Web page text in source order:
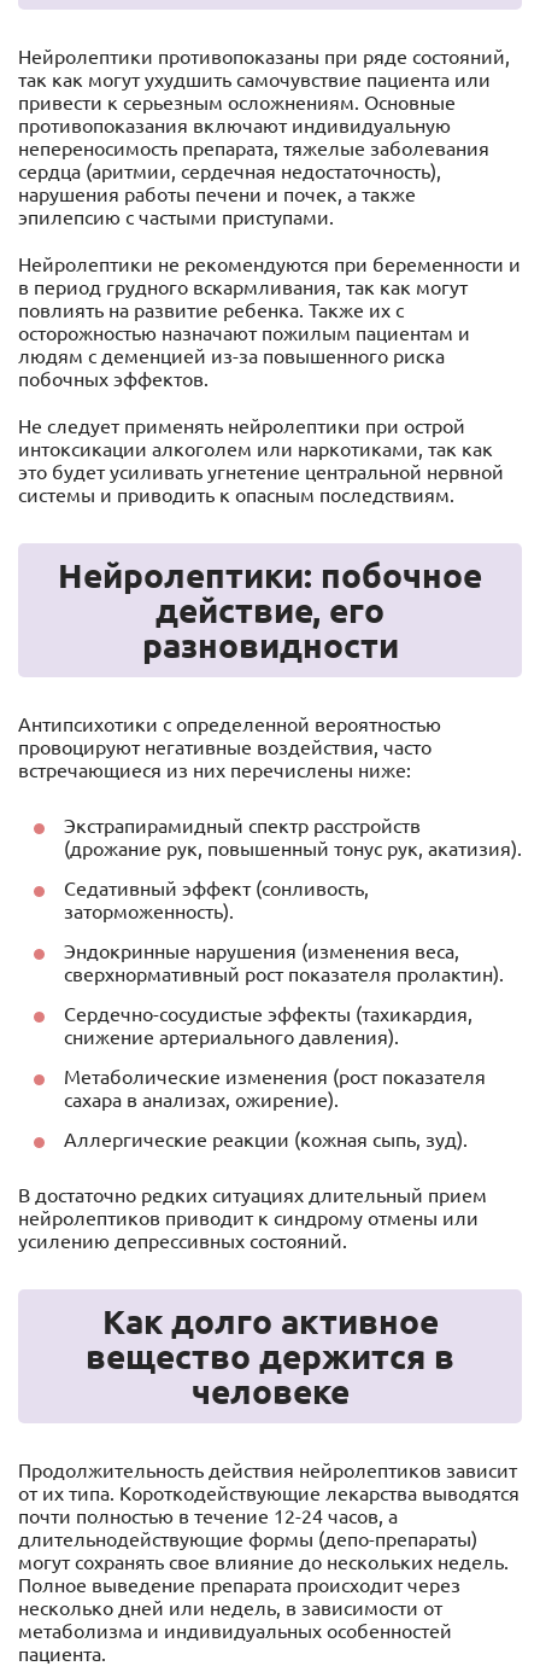
Нейролептики противопоказаны при ряде состояний,
так как могут ухудшить самочувствие пациента или
привести к серьезным осложнениям. Основные
противопоказания включают индивидуальную
непереносимость препарата, тяжелые заболевания
сердца (аритмии, сердечная недостаточность),
нарушения работы печени и почек, а также
эпилепсию с частыми приступами.
Нейролептики не рекомендуются при беременности и
в период грудного вскармливания, так как могут
повлиять на развитие ребенка. Также их с
осторожностью назначают пожилым пациентам и
людям с деменцией из-за повышенного риска
побочных эффектов.
Не следует применять нейролептики при острой
интоксикации алкоголем или наркотиками, так как
это будет усиливать угнетение центральной нервной
системы и приводить к опасным последствиям.
Нейролептики: побочное
действие, его
разновидности
Антипсихотики с определенной вероятностью
провоцируют негативные воздействия, часто
встречающиеся из них перечислены ниже:
Экстрапирамидный спектр расстройств
(дрожание рук, повышенный тонус рук, акатизия).
Седативный эффект (сонливость,
заторможенность).
Эндокринные нарушения (изменения веса,
сверхнормативный рост показателя пролактин).
Сердечно-сосудистые эффекты (тахикардия,
снижение артериального давления).
Метаболические изменения (рост показателя
сахара в анализах, ожирение).
Аллергические реакции (кожная сыпь, зуд).
В достаточно редких ситуациях длительный прием
нейролептиков приводит к синдрому отмены или
усилению депрессивных состояний.
Как долго активное
вещество держится в
человеке
Продолжительность действия нейролептиков зависит
от их типа. Короткодействующие лекарства выводятся
почти полностью в течение 12-24 часов, а
длительнодействующие формы (депо-препараты)
могут сохранять свое влияние до нескольких недель.
Полное выведение препарата происходит через
несколько дней или недель, в зависимости от
метаболизма и индивидуальных особенностей
пациента.